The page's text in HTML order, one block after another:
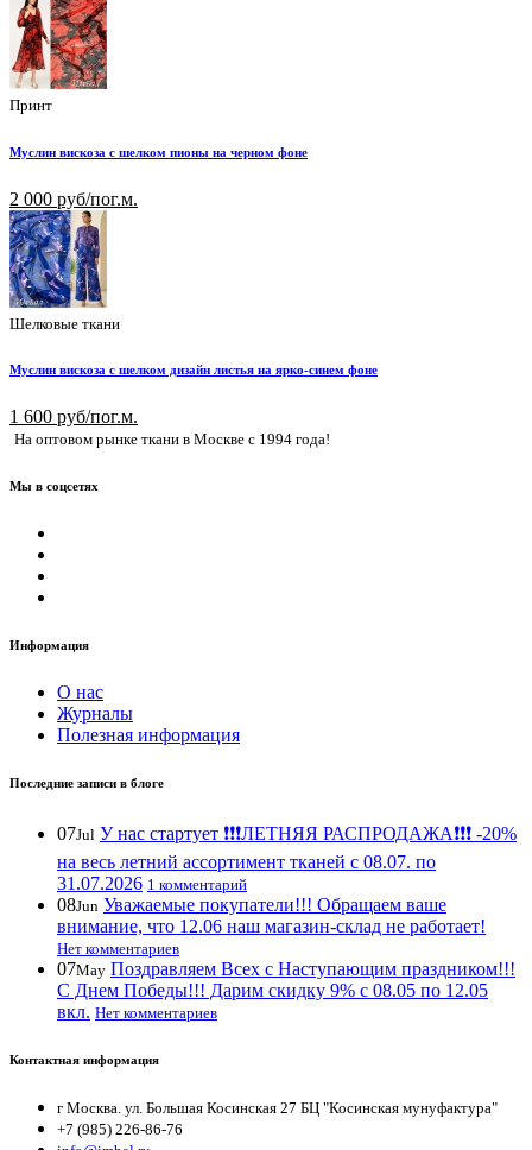
Принт
Муслин вискоза с шелком пионы на черном фоне
2 000 руб/пог.м.
Шелковые ткани
Муслин вискоза с шелком дизайн листья на ярко-синем фоне
1 600 руб/пог.м.
На оптовом рынке ткани в Москве с 1994 года!
Мы в соцсетях
Информация
О нас
Журналы
Полезная информация
Последние записи в блоге
07Jul У нас стартует ❗️❗️❗️ЛЕТНЯЯ РАСПРОДАЖА❗️❗️❗️ -20%
на весь летний ассортимент тканей с 08.07. по
31.07.2026 1 комментарий
08Jun Уважаемые покупатели!!! Обращаем ваше
внимание, что 12.06 наш магазин-склад не работает!
Нет комментариев
07May Поздравляем Всех с Наступающим праздником!!!
С Днем Победы!!! Дарим скидку 9% с 08.05 по 12.05
вкл. Нет комментариев
Контактная информация
г Москва. ул. Большая Косинская 27 БЦ "Косинская мунуфактура"
+7 (985) 226-86-76